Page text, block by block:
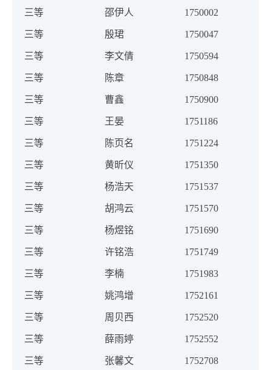
三等 邵伊人 1750002
三等 殷珺 1750047
三等 李文倩 1750594
三等 陈章 1750848
三等 曹鑫 1750900
三等 王晏 1751186
三等 陈页名 1751224
三等 黄昕仪 1751350
三等 杨浩天 1751537
三等 胡鸿云 1751570
三等 杨煜铭 1751690
三等 许铭浩 1751749
三等 李楠 1751983
三等 姚鸿增 1752161
三等 周贝西 1752520
三等 薛雨婷 1752552
三等 张馨文 1752708